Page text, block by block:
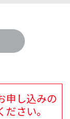
申し込みの
さい。